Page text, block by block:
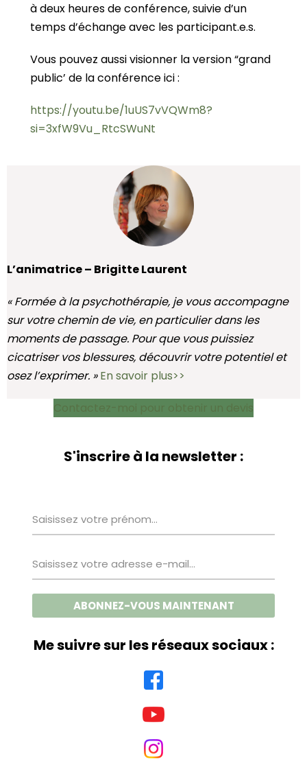
à deux heures de conférence, suivie d’un
temps d’échange avec les participant.e.s.
Vous pouvez aussi visionner la version “grand
public’ de la conférence ici :
https://youtu.be/1uUS7vVQWm8?
si=3xfW9Vu_RtcSWuNt
L’animatrice – Brigitte Laurent
« Formée à la psychothérapie, je vous accompagne
sur votre chemin de vie, en particulier dans les
moments de passage. Pour que vous puissiez
cicatriser vos blessures, découvrir votre potentiel et
osez l’exprimer. » En savoir plus>>
S'inscrire à la newsletter :
Me suivre sur les réseaux sociaux :